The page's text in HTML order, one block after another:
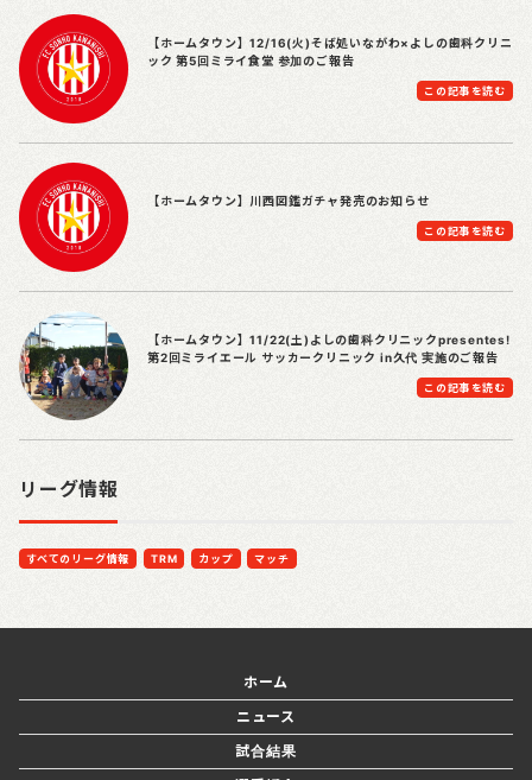
【ホームタウン】12/16(火)そば処いながわ×よしの歯科クリニ
ック 第5回ミライ食堂 参加のご報告
この記事を読む
【ホームタウン】川西図鑑ガチャ発売のお知らせ
この記事を読む
【ホームタウン】11/22(土)よしの歯科クリニックpresentes!
第2回ミライエール サッカークリニック in久代 実施のご報告
この記事を読む
リーグ情報
すべてのリーグ情報 TRM カップ マッチ
ホーム
ニュース
試合結果